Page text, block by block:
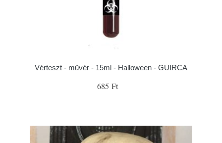
Vérteszt - művér - 15ml - Halloween - GUIRCA
685 Ft